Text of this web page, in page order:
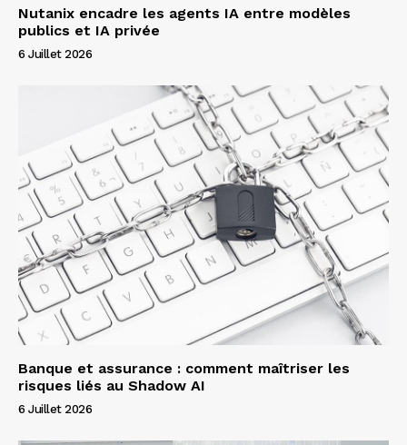
Nutanix encadre les agents IA entre modèles
publics et IA privée
6 Juillet 2026
Banque et assurance : comment maîtriser les
risques liés au Shadow AI
6 Juillet 2026